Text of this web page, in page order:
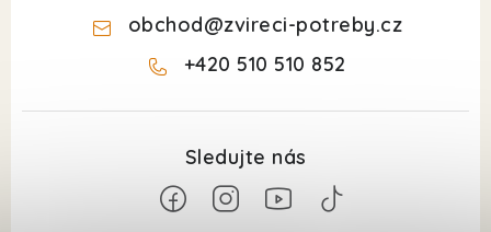
obchod@zvireci-potreby.cz
+420 510 510 852